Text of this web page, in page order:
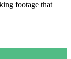
footage that